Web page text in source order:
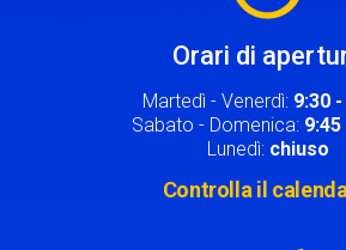
Orari di
Martedì - Venerdì: 9:30
Sabato - Domenica:
Lunedì: chiuso
Controlla il